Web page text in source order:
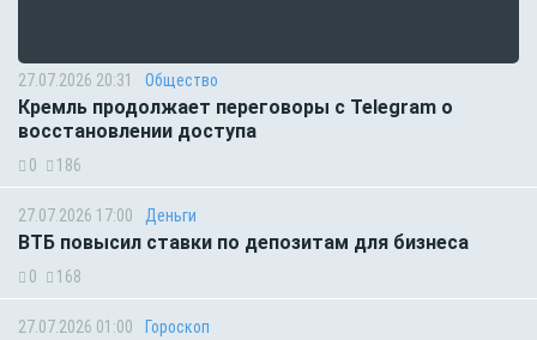
27.07.2026 20:31 Общество
Кремль продолжает переговоры с Telegram о
восстановлении доступа
0 186
27.07.2026 17:00 Деньги
ВТБ повысил ставки по депозитам для бизнеса
0 168
27.07.2026 01:00 Гороскоп